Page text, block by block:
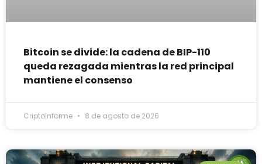
Bitcoin se divide: la cadena de BIP-110
queda rezagada mientras la red principal
mantiene el consenso
Criptoinforme 8 de agosto de 2026